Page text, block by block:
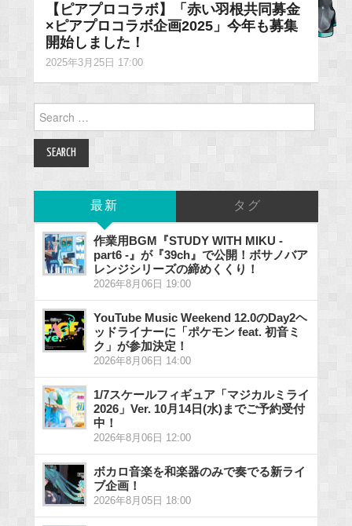
【ピアプロコラボ】「赤い羽根共同募金
×ピアプロコラボ企画2025」今年も募集
開始しました！
2025年3月25日 17:00
for:
最新 タグ
作業用BGM『STUDY WITH MIKU -
part6 -』が『39ch』で公開！ボサノバア
レンジシリーズの締めくくり！
2026年8月06日 19:00
YouTube Music Weekend 12.0のDay2ヘ
ッドライナーに「ポケモン feat. 初音ミ
ク」が参加決定！
2026年8月06日 14:00
1/7スケールフィギュア「マジカルミライ
2026」Ver. 10月14日(水)までご予約受付
中！
2026年8月06日 12:00
ボカロ音楽を和楽器のみで奏でる新ライ
ブ企画！
2026年8月05日 18:00